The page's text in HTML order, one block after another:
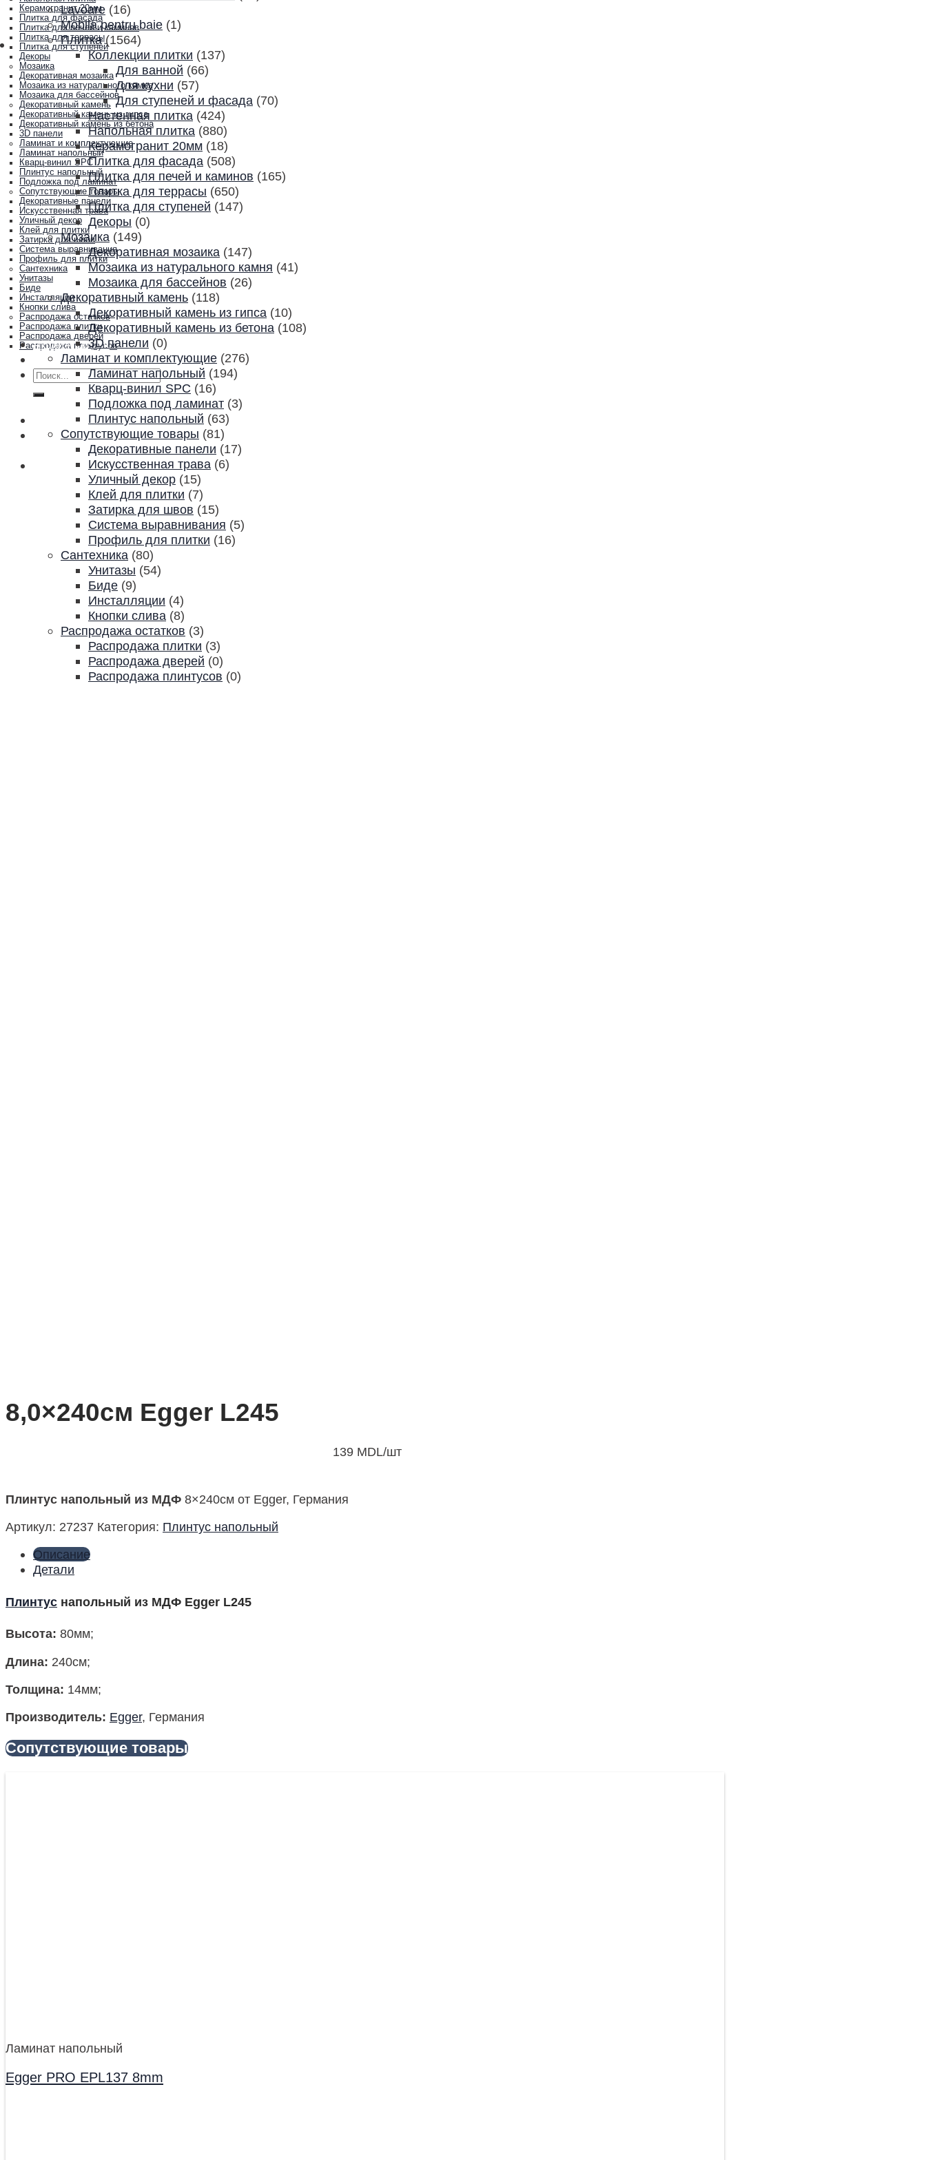
Керамогранит 20мм
Плитка для фасада
Плитка для печей и каминов
Плитка для террасы
Плитка для ступеней
Декоры
Мозаика
Декоративная мозаика
Мозаика из натурального камня
Мозаика для бассейнов
Декоративный камень
Декоративный камень из гипса
Декоративный камень из бетона
3D панели
Ламинат и комплектующие
Ламинат напольный
Кварц-винил SPC
Плинтус напольный
Подложка под ламинат
Сопутствующие товары
Декоративные панели
Искусственная трава
Уличный декор
Клей для плитки
Затирка для швов
Система выравнивания
Профиль для плитки
Сантехника
Унитазы
Биде
Инсталляции
Кнопки слива
Распродажа остатков
Распродажа плитки
Распродажа дверей
Распродажа плинтусов
Акции и скидки
Контакты
Искать:
Lavoare (16)
Mobila pentru baie (1)
Плитка (1564)
Коллекции плитки (137)
Для ванной (66)
Для кухни (57)
Для ступеней и фасада (70)
Настенная плитка (424)
Напольная плитка (880)
Керамогранит 20мм (18)
Плитка для фасада (508)
Плитка для печей и каминов (165)
Плитка для террасы (650)
Плитка для ступеней (147)
Декоры (0)
Мозаика (149)
Декоративная мозаика (147)
Мозаика из натурального камня (41)
Мозаика для бассейнов (26)
Декоративный камень (118)
Декоративный камень из гипса (10)
Декоративный камень из бетона (108)
3D панели (0)
Ламинат и комплектующие (276)
Ламинат напольный (194)
Кварц-винил SPC (16)
Подложка под ламинат (3)
Плинтус напольный (63)
Сопутствующие товары (81)
Декоративные панели (17)
Искусственная трава (6)
Уличный декор (15)
Клей для плитки (7)
Затирка для швов (15)
Система выравнивания (5)
Профиль для плитки (16)
Сантехника (80)
Унитазы (54)
Биде (9)
Инсталляции (4)
Кнопки слива (8)
Распродажа остатков (3)
Распродажа плитки (3)
Распродажа дверей (0)
Распродажа плинтусов (0)
8,0×240см Egger L245
139 MDL/шт
Плинтус напольный из МДФ 8×240см от Egger, Германия
Артикул: 27237 Категория: Плинтус напольный
Описание
Детали
Плинтус напольный из МДФ Egger L245
Высота: 80мм;
Длина: 240см;
Толщина: 14мм;
Производитель: Egger, Германия
Сопутствующие товары
Ламинат напольный
Egger PRO EPL137 8mm